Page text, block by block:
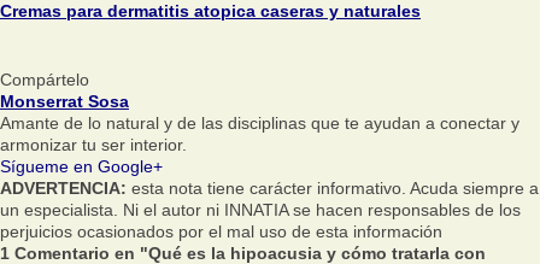
Cremas para dermatitis atopica caseras y naturales
Compártelo
Monserrat Sosa
Amante de lo natural y de las disciplinas que te ayudan a conectar y
armonizar tu ser interior.
Sígueme en Google+
ADVERTENCIA: esta nota tiene carácter informativo. Acuda siempre a
un especialista. Ni el autor ni INNATIA se hacen responsables de los
perjuicios ocasionados por el mal uso de esta información
1 Comentario en "Qué es la hipoacusia y cómo tratarla con